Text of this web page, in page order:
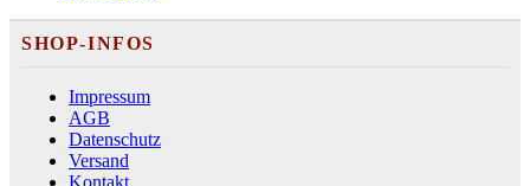
SHOP-INFOS
Impressum
AGB
Datenschutz
Versand
Kontakt